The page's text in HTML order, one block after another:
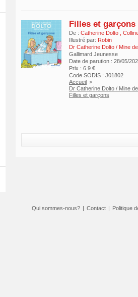
Filles et garçons
De : Catherine Dolto
Illustré par: Robin
Dr Catherine Dolto / Mine
Gallimard Jeunesse
Date de parution : 28/05/
Prix : 6.9 €
Code SODIS : J01802
Accueil >
Dr Catherine Dolto / Mine
Filles et garçons
Qui sommes-nous? | Contact | Politique